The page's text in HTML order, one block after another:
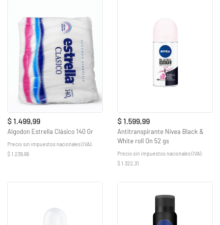
$ 1.499,99
Algodon Estrella Clásico 140 Gr
Precio sin impuestos nacionales (IVA):
$ 1.239,66
$ 1.599,99
Antitranspirante Nivea Black &
White roll On 52 gs
Precio sin impuestos nacionales (IVA):
$ 1.322,31